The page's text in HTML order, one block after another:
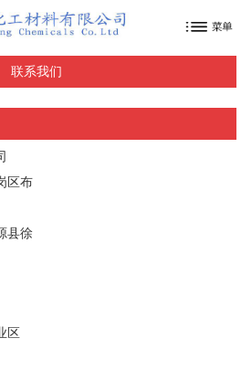
联系我们
区布
县徐
区